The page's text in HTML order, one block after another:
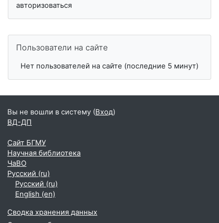
авторизоваться
Пользователи на сайте
Нет пользователей на сайте (последние 5 минут)
Вы не вошли в систему (Вход)
ВД-ДП
Сайт БГМУ
Научная библиотека
ЧаВО
Русский ‎(ru)‎
Русский ‎(ru)‎
English ‎(en)‎
Сводка хранения данных